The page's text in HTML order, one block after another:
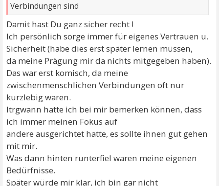
Verbindungen sind
Damit hast Du ganz sicher recht !
Ich persönlich sorge immer für eigenes Vertrauen u.
Sicherheit (habe dies erst später lernen müssen,
da meine Prägung mir da nichts mitgegeben haben).
Das war erst komisch, da meine
zwischenmenschlichen Verbindungen oft nur
kurzlebig waren.
Itrgwann hatte ich bei mir bemerken können, dass
ich immer meinen Fokus auf
andere ausgerichtet hatte, es sollte ihnen gut gehen
mit mir.
Was dann hinten runterfiel waren meine eigenen
Bedürfnisse.
Später würde mir klar, ich bin gar nicht